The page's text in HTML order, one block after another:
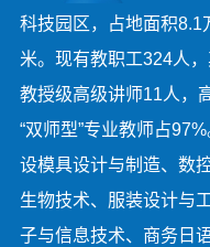
科技园区，占地面积8.1
米。现有教职工324人
教授级高级讲师11人，
“双师型”专业教师占
设模具设计与制造、数
生物技术、服装设计与
子与信息技术、商务日